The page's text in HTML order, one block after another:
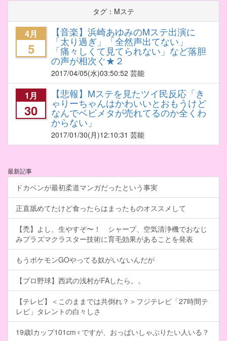
タグ：Mステ
4月
5
【音楽】浜崎あゆみのMステ出演に
「太り過ぎ」「全然声出てない」
「痛々しくて見てられない」など落胆
の声が相次ぐ★２
2017/04/05(水)03:50:52 芸能
1月
30
【悲報】Mステを見たツイ民反応「き
ゃりーちゃんはかわいいとおもうけど
なんでベビメタが売れてるのか全くわ
からない」
2017/01/30(月)12:10:31 芸能
最新記事
ドカベンが最初柔道マンガだったという事実
正直舐めてたけど食ったらはまったものオススメして
【禿】よし、生やすぞ〜！ シャープ、空気清浄機でおなじ
みプラズマクラスター技術に育毛効果があることを発表
もうポケモンGOやってる奴がいないんだが
【プロ野球】西武の浅村がFAしたら。。
【テレビ】＜このままでは共倒れ？＞フジテレビ「27時間テ
レビ」タレントの白々しさ
19歳Iカップ101cm♀ですが、おっぱいしゃぶりたい人いる？